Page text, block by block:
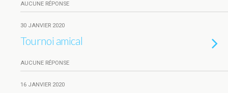
AUCUNE RÉPONSE
30 JANVIER 2020
Tournoi amical
AUCUNE RÉPONSE
16 JANVIER 2020